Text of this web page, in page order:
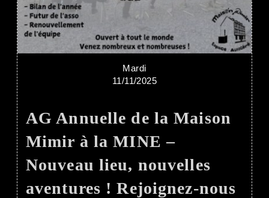
Mardi
11/11/2025
AG Annuelle de la Maison
Mimir à la MINE –
Nouveau lieu, nouvelles
aventures ! Rejoignez-nous